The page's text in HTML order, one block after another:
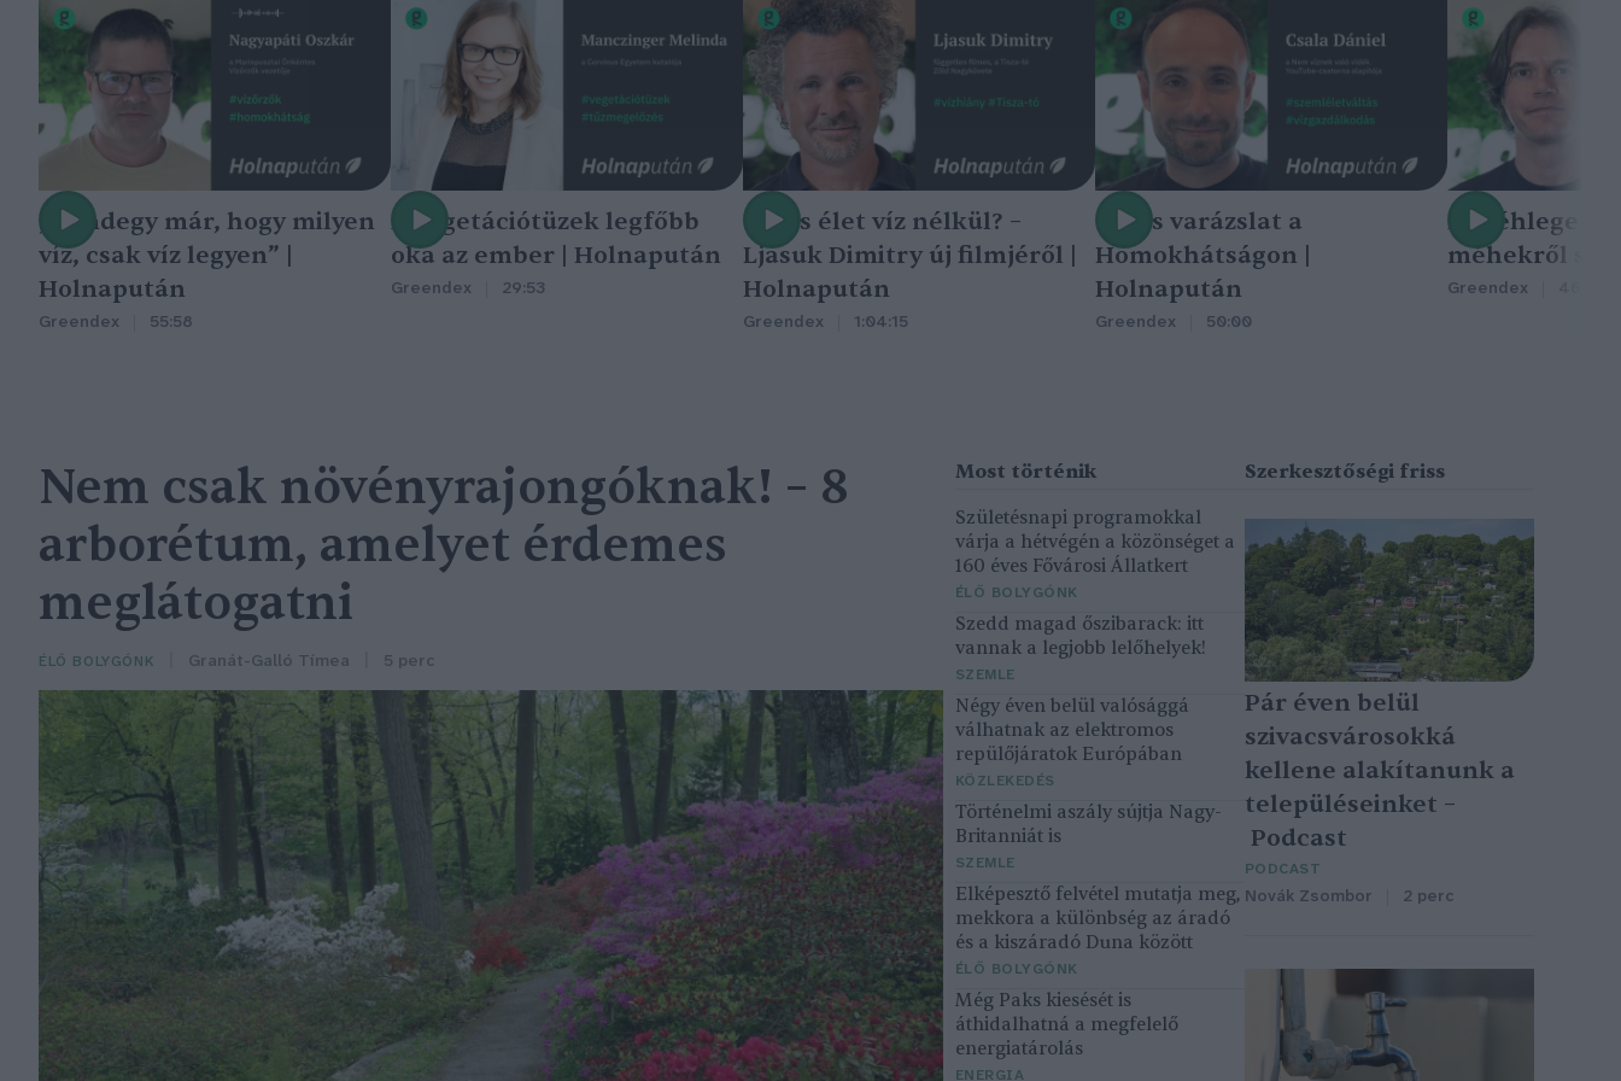
„Mindegy már, hogy milyen
víz, csak víz legyen” |
Holnapután
Greendex 55:58
A vegetációtüzek legfőbb
oka az ember | Holnapután
Greendex 29:53
Nincs élet víz nélkül? –
Ljasuk Dimitry új filmjéről |
Holnapután
Greendex 1:04:15
Nincs varázslat a
Homokhátságon |
Holnapután
Greendex 50:00
A méhlegelő
méhekről
Greendex
Nem csak növényrajongóknak! – 8
arborétum, amelyet érdemes
meglátogatni
ÉLŐ BOLYGÓNK Granát-Galló Tímea 5 perc
Születésnapi programokkal
várja a hétvégén a közönséget a
160 éves Fővárosi Állatkert
ÉLŐ BOLYGÓNK
Szedd magad őszibarack: itt
vannak a legjobb lelőhelyek!
SZEMLE
Négy éven belül valósággá
válhatnak az elektromos
repülőjáratok Európában
KÖZLEKEDÉS
Történelmi aszály sújtja Nagy-
Britanniát is
SZEMLE
Elképesztő felvétel mutatja meg,
mekkora a különbség az áradó
és a kiszáradó Duna között
ÉLŐ BOLYGÓNK
Még Paks kiesését is
áthidalhatná a megfelelő
energiatárolás
ENERGIA
Pár éven belül
szivacsvárosokká
kellene alakítanunk a
településeinket –
Podcast
PODCAST
Novák Zsombor 2 perc